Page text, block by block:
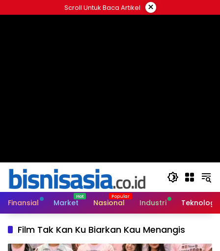
ke
Scroll Untuk Baca Artikel ×
Finansial Market Nasional Industri Teknologi
Film Tak Kan Ku Biarkan Kau Menangis